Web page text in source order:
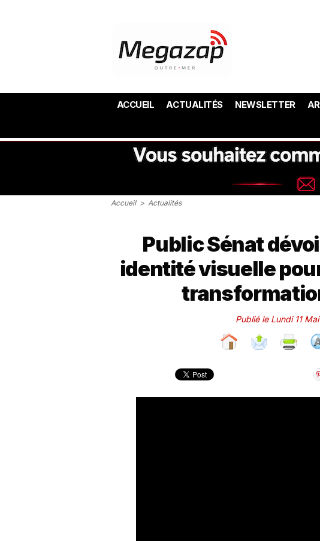
ACCUEIL ACTUALITÉS NEWSLETTER
Accueil > Actualités
Public Sénat
identité visuelle
Publié le Lundi 11